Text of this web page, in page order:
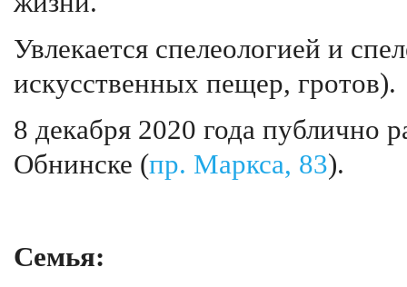
Увлекается спелеологией и
искусственных пещер, гротов).
8 декабря 2020 года публично
Обнинске (пр. Маркса, 83).
Семья: